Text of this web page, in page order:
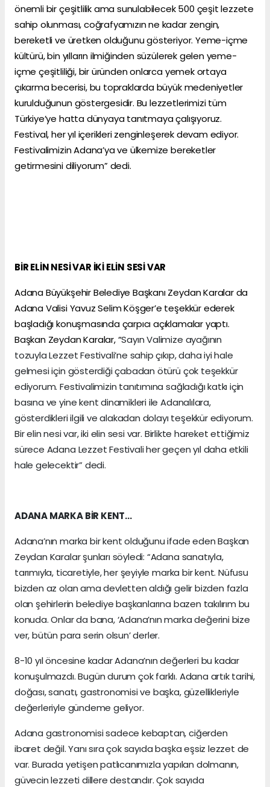
önemli bir çeşitlilik ama sunulabilecek 500 çeşit lezzete
sahip olunması, coğrafyamızın ne kadar zengin,
bereketli ve üretken olduğunu gösteriyor. Yeme-içme
kültürü, bin yılların ilmiğinden süzülerek gelen yeme-
içme çeşitliliği, bir üründen onlarca yemek ortaya
çıkarma becerisi, bu topraklarda büyük medeniyetler
kurulduğunun göstergesidir. Bu lezzetlerimizi tüm
Türkiye’ye hatta dünyaya tanıtmaya çalışıyoruz.
Festival, her yıl içerikleri zenginleşerek devam ediyor.
Festivalimizin Adana’ya ve ülkemize bereketler
getirmesini diliyorum” dedi.
BİR ELİN NESİ VAR İKİ ELİN SESİ VAR
Adana Büyükşehir Belediye Başkanı Zeydan Karalar da
Adana Valisi Yavuz Selim Köşger’e teşekkür ederek
başladığı konuşmasında çarpıcı açıklamalar yaptı.
Başkan Zeydan Karalar, “Sayın Valimize ayağının
tozuyla Lezzet Festivali’ne sahip çıkıp, daha iyi hale
gelmesi için gösterdiği çabadan ötürü çok teşekkür
ediyorum. Festivalimizin tanıtımına sağladığı katkı için
basına ve yine kent dinamikleri ile Adanalılara,
gösterdikleri ilgili ve alakadan dolayı teşekkür ediyorum.
Bir elin nesi var, iki elin sesi var. Birlikte hareket ettiğimiz
sürece Adana Lezzet Festivali her geçen yıl daha etkili
hale gelecektir” dedi.
ADANA MARKA BİR KENT…
Adana’nın marka bir kent olduğunu ifade eden Başkan
Zeydan Karalar şunları söyledi: “Adana sanatıyla,
tarımıyla, ticaretiyle, her şeyiyle marka bir kent. Nüfusu
bizden az olan ama devletten aldığı gelir bizden fazla
olan şehirlerin belediye başkanlarına bazen takılırım bu
konuda. Onlar da bana, ‘Adana’nın marka değerini bize
ver, bütün para serin olsun’ derler.
8-10 yıl öncesine kadar Adana’nın değerleri bu kadar
konuşulmazdı. Bugün durum çok farklı. Adana artık tarihi,
doğası, sanatı, gastronomisi ve başka, güzellikleriyle
değerleriyle gündeme geliyor.
Adana gastronomisi sadece kebaptan, ciğerden
ibaret değil. Yanı sıra çok sayıda başka eşsiz lezzet de
var. Burada yetişen patlıcanımızla yapılan dolmanın,
güvecin lezzeti dillere destandır. Çok sayıda